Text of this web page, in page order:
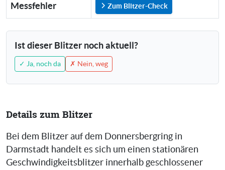
Messfehler Zum Blitzer-Check
Ist dieser Blitzer noch aktuell?
✓ Ja, noch da ✗ Nein, weg
Details zum Blitzer
Bei dem Blitzer auf dem Donnersbergring in
Darmstadt handelt es sich um einen stationären
Geschwindigkeitsblitzer innerhalb geschlossener